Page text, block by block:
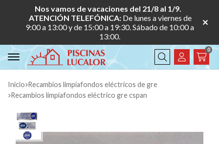
Nos vamos de vacaciones del 21/8 al 1/9.
ATENCIÓN TELEFÓNICA: De lunes a viernes de
9:00 a 13:00 y de 15:00 a 19:30. Sábado de 10:00 a
13:00.
Buscar
0
Inicio
recambios limpiafondos eléctricos de gre
recambios limpiafondos eléctrico gre cspan